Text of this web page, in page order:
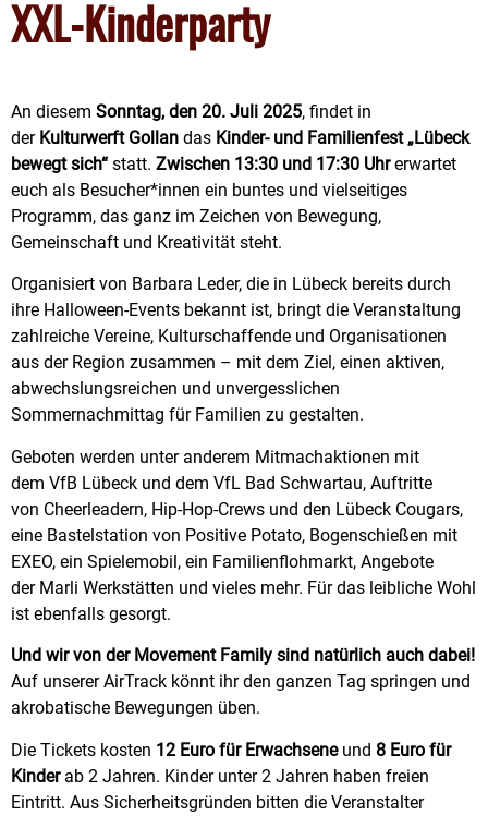
XXL-Kinderparty
An diesem Sonntag, den 20. Juli 2025, findet in
der Kulturwerft Gollan das Kinder- und Familienfest „Lübeck
bewegt sich“ statt. Zwischen 13:30 und 17:30 Uhrerwartet
euch als Besucher*innen ein buntes und vielseitiges
Programm, das ganz im Zeichen von Bewegung,
Gemeinschaft und Kreativität steht.
Organisiert von Barbara Leder, die in Lübeck bereits durch
ihre Halloween-Events bekannt ist, bringt die Veranstaltung
zahlreiche Vereine, Kulturschaffende und Organisationen
aus der Region zusammen – mit dem Ziel, einen aktiven,
abwechslungsreichen und unvergesslichen
Sommernachmittag für Familien zu gestalten.
Geboten werden unter anderem Mitmachaktionen mit
dem VfB Lübeck und dem VfL Bad Schwartau, Auftritte
von Cheerleadern, Hip-Hop-Crews und den Lübeck Cougars,
eine Bastelstation von Positive Potato, Bogenschießen mit
EXEO, ein Spielemobil, ein Familienflohmarkt, Angebote
der Marli Werkstätten und vieles mehr. Für das leibliche Wohl
ist ebenfalls gesorgt.
Und wir von der Movement Family sind natürlich auch dabei!
Auf unserer AirTrack könnt ihr den ganzen Tag springen und
akrobatische Bewegungen üben.
Die Tickets kosten 12 Euro für Erwachseneund 8 Euro für
Kinderab 2 Jahren. Kinder unter 2 Jahren haben freien
Eintritt. Aus Sicherheitsgründen bitten die Veranstalter